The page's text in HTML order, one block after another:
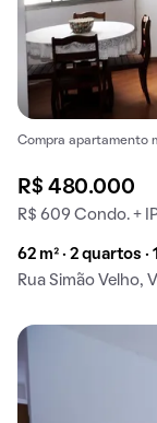
Compra apartamento
R$ 480.000
R$ 609 Condo. +
62 m² · 2 quartos ·
Rua Simão Velho,